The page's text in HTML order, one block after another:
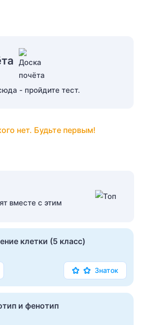
- пройдите тест.
нет. Будьте первым!
вместе с этим
клетки (5 класс)
Знаток
и фенотип